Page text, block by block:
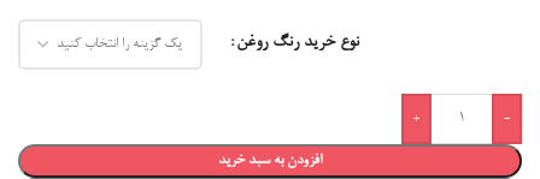
نوع خرید رنگ روغن
افزودن به سبد خرید